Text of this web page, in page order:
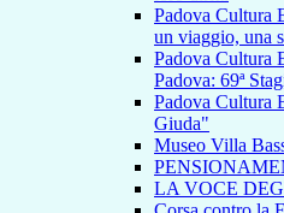
Padova Cultura
un viaggio, una
Padova Cultura
Padova: 69ª
Padova Cultura
Giuda"
Museo Villa
LA VOCE